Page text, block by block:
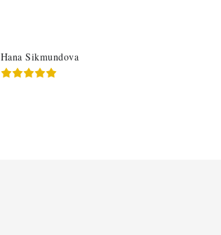
Hana Sikmundova